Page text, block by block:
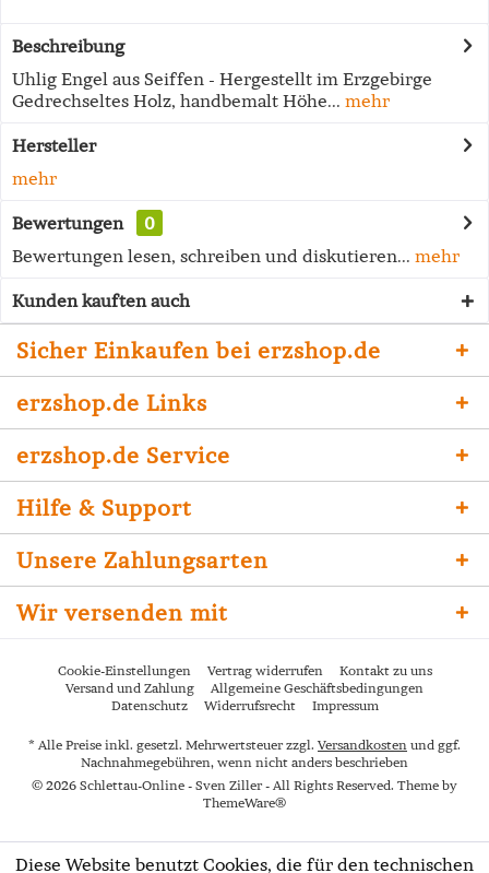
Beschreibung
Uhlig Engel aus Seiffen - Hergestellt im Erzgebirge
Gedrechseltes Holz, handbemalt Höhe... mehr
Hersteller
mehr
Bewertungen
0
Bewertungen lesen, schreiben und diskutieren... mehr
Kunden kauften auch
Sicher Einkaufen bei erzshop.de
erzshop.de Links
erzshop.de Service
Hilfe & Support
Unsere Zahlungsarten
Wir versenden mit
Cookie-Einstellungen Vertrag widerrufen
Kontakt zu uns
Versand und Zahlung
Allgemeine Geschäftsbedingungen
Datenschutz
Widerrufsrecht Impressum
* Alle Preise inkl. gesetzl. Mehrwertsteuer zzgl. Versandkosten und ggf.
Nachnahmegebühren, wenn nicht anders beschrieben
© 2026 Schlettau-Online - Sven Ziller - All Rights Reserved. Theme by
ThemeWare®
Diese Website benutzt Cookies, die für den technischen